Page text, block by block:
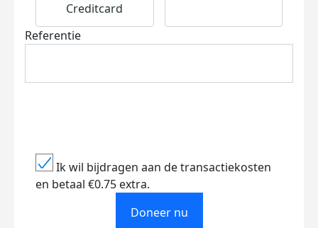
Creditcard
Referentie
Ik wil bijdragen aan de transactiekosten
en betaal €0.75 extra.
Doneer nu